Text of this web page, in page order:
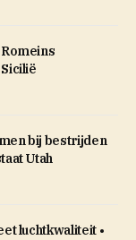
bij bestrijden
Utah
luchtkwaliteit •